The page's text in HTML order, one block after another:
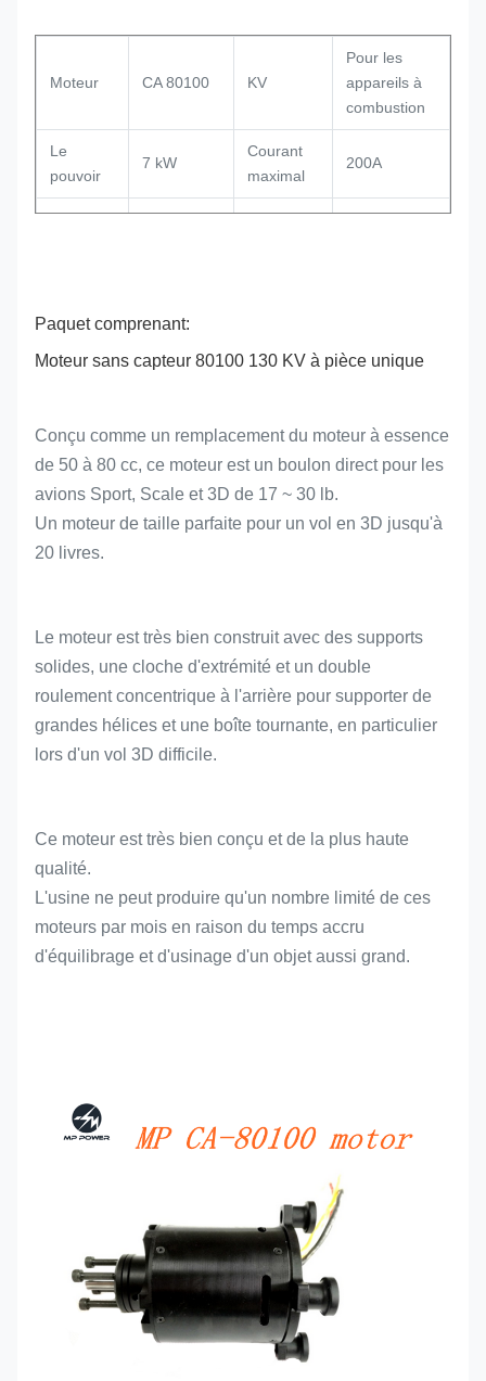
Moteur CA 80100 KV
Pour les
appareils à
combustion
Le
pouvoir
7 kW
Courant
maximal
200A
Voltage
de
charge
2.0
Paquet comprenant:
Moteur sans capteur 80100 130 KV à pièce unique
Conçu comme un remplacement du moteur à essence
de 50 à 80 cc, ce moteur est un boulon direct pour les
avions Sport, Scale et 3D de 17 ~ 30 lb.
Un moteur de taille parfaite pour un vol en 3D jusqu'à
20 livres.
Le moteur est très bien construit avec des supports
solides, une cloche d'extrémité et un double
roulement concentrique à l'arrière pour supporter de
grandes hélices et une boîte tournante, en particulier
lors d'un vol 3D difficile.
Ce moteur est très bien conçu et de la plus haute
qualité.
L'usine ne peut produire qu'un nombre limité de ces
moteurs par mois en raison du temps accru
d'équilibrage et d'usinage d'un objet aussi grand.